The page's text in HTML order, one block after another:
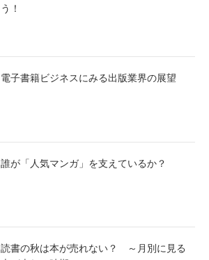
う！
電子書籍ビジネスにみる出版業界の展望
誰が「人気マンガ」を支えているか？
読書の秋は本が売れない？ ～月別に見る